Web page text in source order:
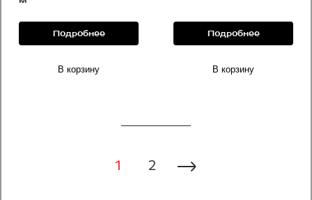
Подробнее
В корзину
Подробнее
В корзину
1 2